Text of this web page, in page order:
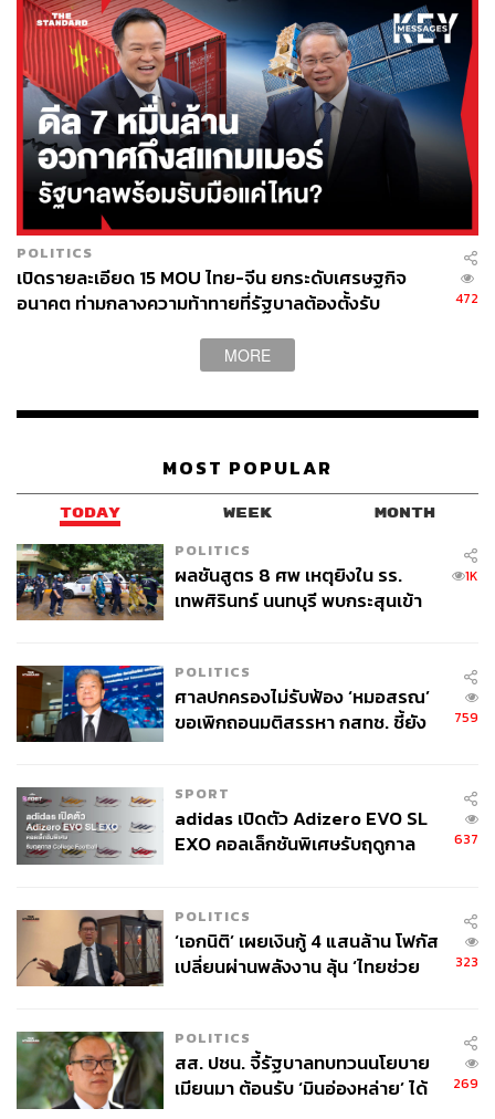
POLITICS
เปิดรายละเอียด 15 MOU ไทย-จีน ยกระดับเศรษฐกิจ
อนาคต ท่ามกลางความท้าทายที่รัฐบาลต้องตั้งรับ
472
MORE
MOST POPULAR
TODAY WEEK MONTH
POLITICS
ผลชันสูตร 8 ศพ เหตุยิงใน รร.
เทพศิรินทร์ นนทบุรี พบกระสุนเข้า
1K
POLITICS
ศาลปกครองไม่รับฟ้อง ‘หมอสรณ’
ขอเพิกถอนมติสรรหา กสทช. ชี้ยัง
759
SPORT
adidas เปิดตัว Adizero EVO SL
EXO คอลเล็กชันพิเศษรับฤดูกาล
637
POLITICS
‘เอกนิติ’ เผยเงินกู้ 4 แสนล้าน โฟกัส
เปลี่ยนผ่านพลังงาน ลุ้น ‘ไทยช่วย
323
POLITICS
สส. ปชน. จี้รัฐบาลทบทวนนโยบาย
เมียนมา ต้อนรับ ‘มินอ่องหล่าย’ ได้
269